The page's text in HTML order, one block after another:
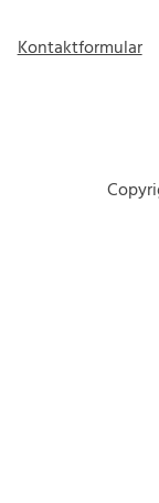
Kontaktformular